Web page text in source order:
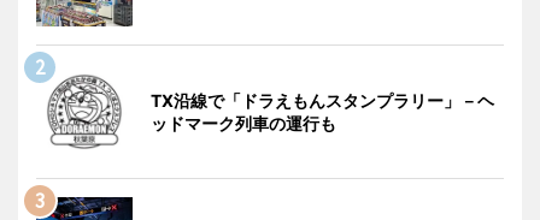
TX沿線で「ドラえもんスタンプラリー」－ヘ
ッドマーク列車の運行も